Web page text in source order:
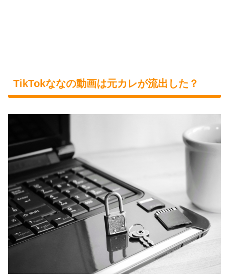
TikTokななの動画は元カレが流出した？